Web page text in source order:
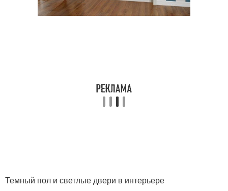
Темный пол и светлые двери в интерьере